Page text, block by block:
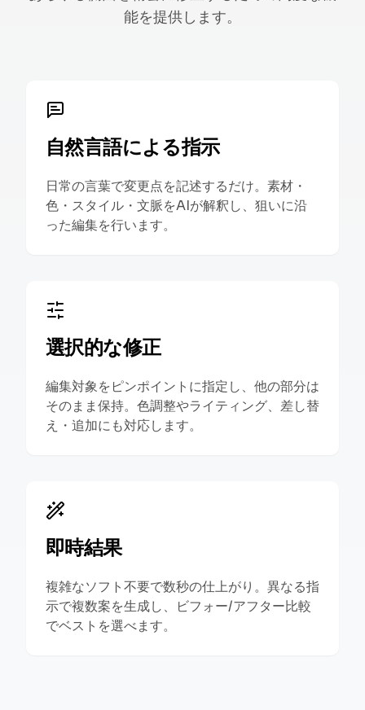
能を提供します。
自然言語による指示
日常の言葉で変更点を記述するだけ。素材・
色・スタイル・文脈をAIが解釈し、狙いに沿
った編集を行います。
選択的な修正
編集対象をピンポイントに指定し、他の部分は
そのまま保持。色調整やライティング、差し替
え・追加にも対応します。
即時結果
複雑なソフト不要で数秒の仕上がり。異なる指
示で複数案を生成し、ビフォー/アフター比較
でベストを選べます。